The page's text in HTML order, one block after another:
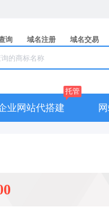
询 域名注册 域名交易
业网站代搭建
托管